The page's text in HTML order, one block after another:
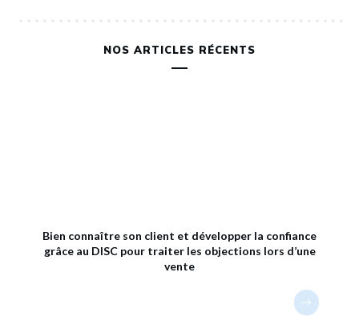
NOS ARTICLES RÉCENTS
Bien connaître son client et développer la confiance
grâce au DISC pour traiter les objections lors d’une
vente